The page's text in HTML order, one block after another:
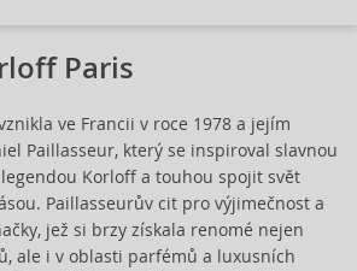
Paris
ve Francii v roce 1978 a jejím
Paillasseur, který se inspiroval slavnou
Korloff a touhou spojit svět
Paillasseurův cit pro výjimečnost a
jež si brzy získala renomé nejen
ale i v oblasti parfémů a luxusních